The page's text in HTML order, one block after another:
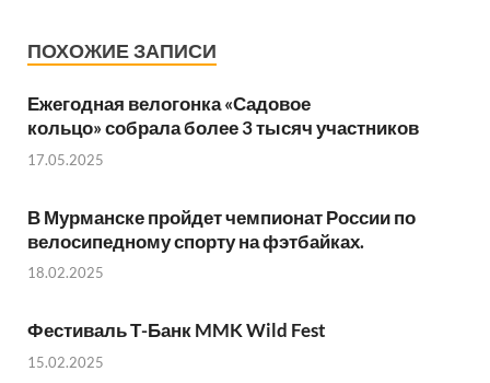
ПОХОЖИЕ ЗАПИСИ
Ежегодная велогонка «Садовое
кольцо» собрала более 3 тысяч участников
17.05.2025
В Мурманске пройдет чемпионат России по
велосипедному спорту на фэтбайках.
18.02.2025
Фестиваль Т-Банк MMK Wild Fest
15.02.2025